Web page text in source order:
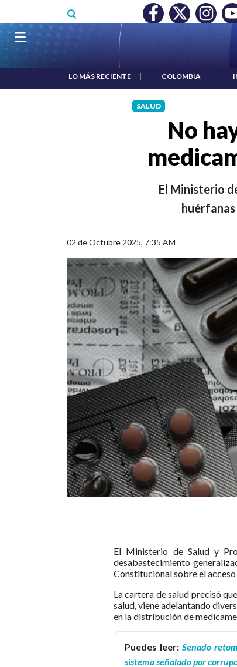
MÍNIMO NO DESTRUYÓ EMPLEO: JP MORGAN |
Navegación principal
LO MÁS RECIENTE | COLOMBIA |
SALUD
No
El Ministerio
02 de Octubre 2025, 7:35 AM
El Ministerio de Salud y
desabastecimiento
Constitucional sobre el
La cartera de salud precisó
salud, viene adelantando
en la distribución de
Puedes leer: Senado
sistema señalado por